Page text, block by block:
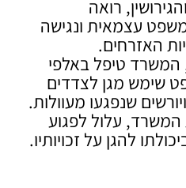
רואה
עצמאית ונגישה
האזרחים.
המשרד טיפל באלפי
שימש מגן לצדדים
שנפגעו מעוולות.
המשרד, עלול לפגוע
להגן על זכויותיו.